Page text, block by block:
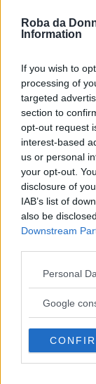
Roba da
Information
If you wish to
processing of
targeted
section to
opt-out request
interest-based
us or personal
your opt-out.
disclosure of
IAB’s list of
also be
Downstream
Please note
not limited to
use your data
consent section.
Personal
Google
Negli
descritta
punte fucsia
cambiato